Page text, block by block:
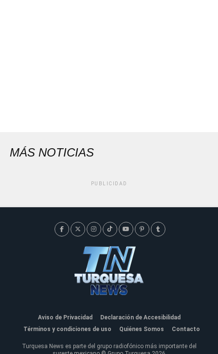
MÁS NOTICIAS
PUBLICIDAD
Aviso de Privacidad
Declaración de Accesibilidad
Términos y condiciones de uso
Quiénes Somos Contacto
Turquesa News es parte del grupo radiofónico más importante del